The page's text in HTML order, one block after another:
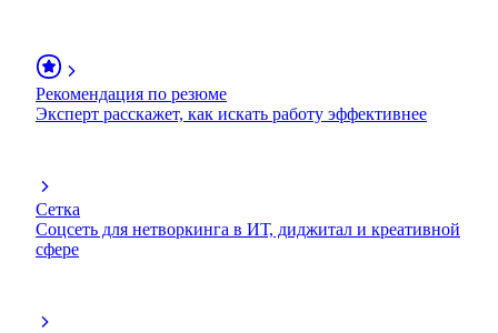
Рекомендация по резюме
Эксперт расскажет, как искать работу эффективнее
Сетка
Соцсеть для нетворкинга в ИТ, диджитал и креативной
сфере